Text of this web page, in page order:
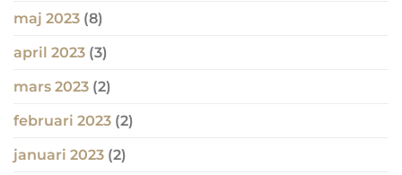
maj 2023 (8)
april 2023 (3)
mars 2023 (2)
februari 2023 (2)
januari 2023 (2)